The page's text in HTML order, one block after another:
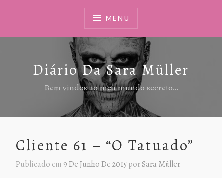
MENU
Diário Da Sara Müller
Bem vindos ao meu mundo secreto…
Cliente 61 – “O Tatuado”
Publicado em 9 De Junho De 2015 porSara Müller